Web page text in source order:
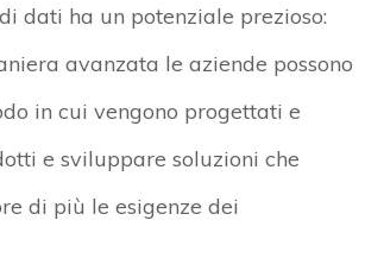
dati ha un potenziale prezioso:
avanzata le aziende possono
in cui vengono progettati e
e sviluppare soluzioni che
di più le esigenze dei